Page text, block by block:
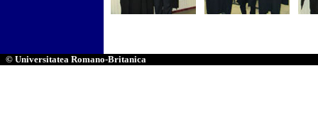
© Universitatea Romano-Britanica